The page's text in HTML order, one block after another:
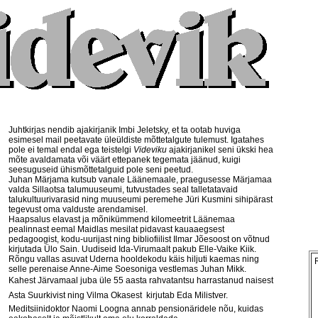
Juhtkirjas nendib ajakirjanik Imbi Jeletsky, et ta ootab huviga
esimesel mail peetavate üleüldiste mõttetalgute tulemust. Igatahes
pole ei temal endal ega teistelgi Videviku ajakirjanikel seni ükski hea
mõte avaldamata või väärt ettepanek tegemata jäänud, kuigi
seesuguseid ühismõttetalguid pole seni peetud.
Juhan Märjama kutsub vanale Läänemaale, praegusesse Märjamaa
valda Sillaotsa talumuuseumi, tutvustades seal talletatavaid
talukultuurivarasid ning muuseumi peremehe Jüri Kusmini sihipärast
tegevust oma valduste arendamisel.
Haapsalus elavast ja mõnikümmend kilomeetrit Läänemaa
pealinnast eemal Maidlas mesilat pidavast kauaaegsest
pedagoogist, kodu-uurijast ning bibliofiilist Ilmar Jõesoost on võtnud
kirjutada Ülo Sain. Uudiseid Ida-Virumaalt pakub Elle-Vaike Kiik.
Rõngu vallas asuvat Uderna hooldekodu käis hiljuti kaemas ning
selle perenaise Anne-Aime Soesoniga vestlemas Juhan Mikk.
Kahest Järvamaal juba üle 55 aasta rahvatantsu harrastanud naisest 
Asta Suurkivist ning Vilma Okasest  kirjutab Eda Milistver.
Meditsiinidoktor Naomi Loogna annab pensionäridele nõu, kuidas